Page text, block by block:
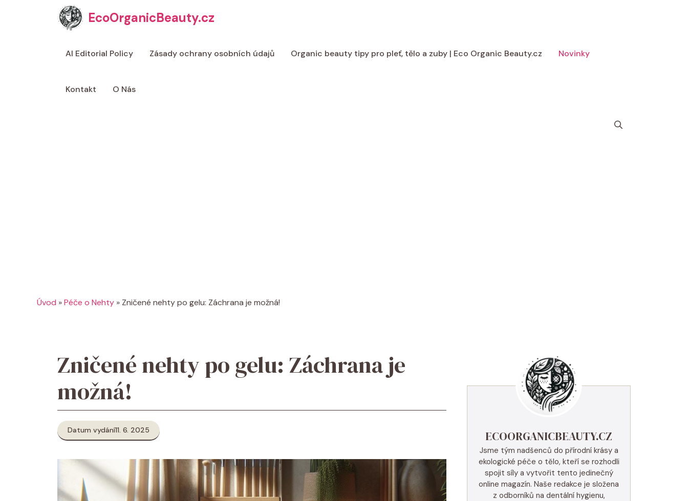
EcoOrganicBeauty.cz
AI Editorial Policy Zásady ochrany osobních údajů Organic beauty tipy pro pleť, tělo a zuby | Eco Organic Beauty.cz Novinky
Kontakt O Nás
Úvod »Péče o Nehty » Zničené nehty po gelu: Záchrana je možná!
Zničené nehty po gelu: Záchrana je
možná!
Datum vydání11. 6. 2025 ECOORGANICBEAUTY.CZ
Jsme tým nadšenců do přírodní krásy a
ekologické péče o tělo, kteří se rozhodli
spojit síly a vytvořit tento jedinečný
online magazín. Naše redakce je složena
z odborníků na dentální hygienu,